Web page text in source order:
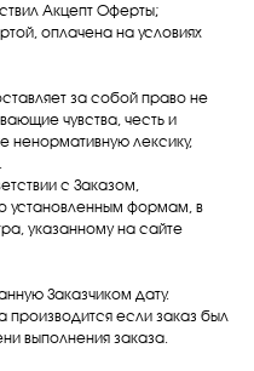
Акцепт Оферты;
оплачена на условиях
за собой право не
чувства, честь и
ненормативную лексику,
с Заказом,
установленным формам, в
указанному на сайте
Заказчиком дату.
производится если заказ был
выполнения заказа.